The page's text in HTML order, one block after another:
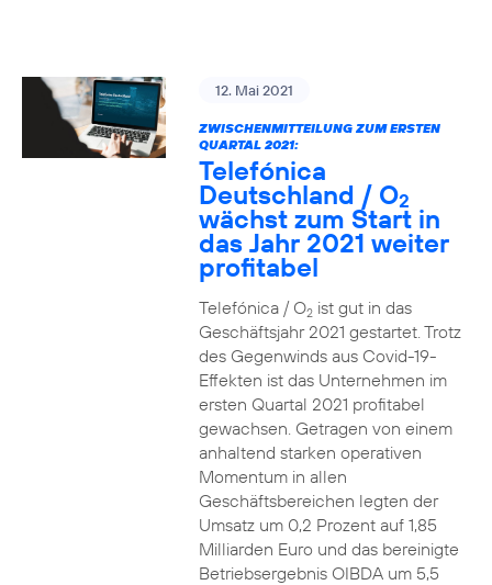
12. Mai 2021
ZWISCHENMITTEILUNG ZUM ERSTEN
QUARTAL 2021:
Telefónica
Deutschland / O2
wächst zum Start in
das Jahr 2021 weiter
profitabel
Telefónica / O2ist gut in das
Geschäftsjahr 2021 gestartet. Trotz
des Gegenwinds aus Covid-19-
Effekten ist das Unternehmen im
ersten Quartal 2021 profitabel
gewachsen. Getragen von einem
anhaltend starken operativen
Momentum in allen
Geschäftsbereichen legten der
Umsatz um 0,2 Prozent auf 1,85
Milliarden Euro und das bereinigte
Betriebsergebnis OIBDA um 5,5